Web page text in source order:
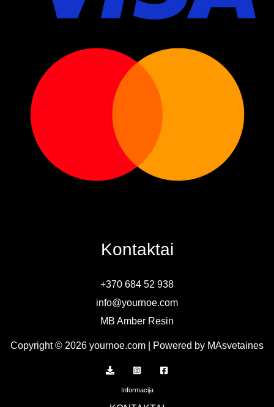
Kontaktai
+370 684 52 938
info@yournoe.com
MB Amber Resin
Copyright © 2026 yournoe.com | Powered by MAsvetaines
Informacija